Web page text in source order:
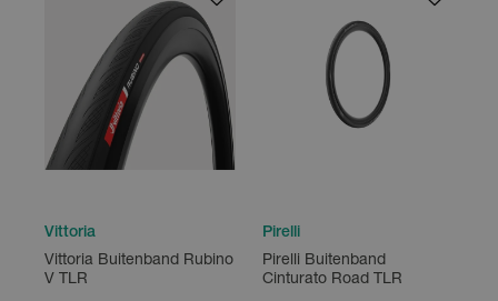
Vittoria
Vittoria Buitenband Rubino
V TLR
Pirelli
Pirelli Buitenband
Cinturato Road TLR